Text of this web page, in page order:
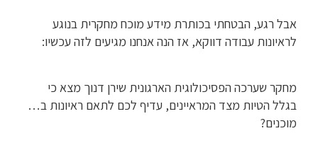
אבל רגע, הבטחתי בכותרת מידע מוכח מחקרית בנוגע
לראיונות עבודה דווקא, אז הנה אנחנו מגיעים לזה עכשיו:
מחקר שערכה הפסיכולוגית הארגונית שירן דנוך מצא כי
בגלל הטיות מצד המראיינים, עדיף לכם לתאם ראיונות ב…
מוכנים?